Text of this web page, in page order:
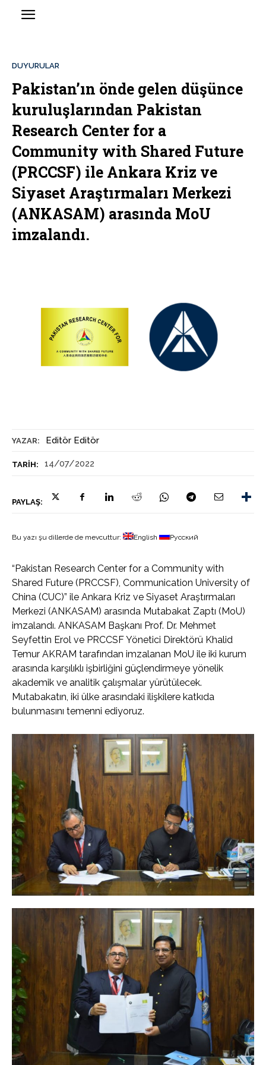
YAZAR: Editör Editör
TARIH: 14/07/2022
PAYLAŞ:
DUYURULAR
Pakistan’ın önde gelen düşünce
kuruluşlarından Pakistan
Research Center for a
Community with Shared Future
(PRCCSF) ile Ankara Kriz ve
Siyaset Araştırmaları Merkezi
(ANKASAM) arasında MoU
imzalandı.
Bu yazı şu dillerde de mevcuttur: English Русский
“Pakistan Research Center for a Community with
Shared Future (PRCCSF), Communication University of
China (CUC)” ile Ankara Kriz ve Siyaset Araştırmaları
Merkezi (ANKASAM) arasında Mutabakat Zaptı (MoU)
imzalandı. ANKASAM Başkanı Prof. Dr. Mehmet
Seyfettin Erol ve PRCCSF Yönetici Direktörü Khalid
Temur AKRAM tarafından imzalanan MoU ile iki kurum
arasında karşılıklı işbirliğini güçlendirmeye yönelik
akademik ve analitik çalışmalar yürütülecek.
Mutabakatın, iki ülke arasındaki ilişkilere katkıda
bulunmasını temenni ediyoruz.